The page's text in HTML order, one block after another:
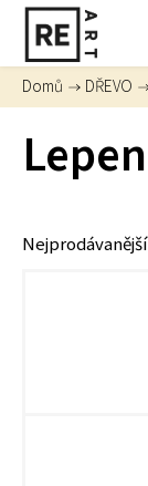
Domů / DŘEVO /
Nejprodávanější